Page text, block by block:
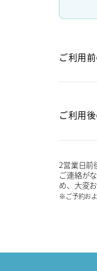
ご利用
ご利用
2営業日前
ご連絡が
め、大変
※ご予約お